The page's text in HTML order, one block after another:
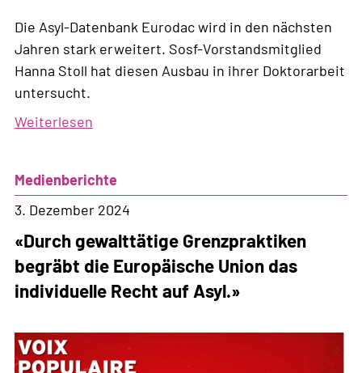
Die Asyl-Datenbank Eurodac wird in den nächsten
Jahren stark erweitert. Sosf-Vorstandsmitglied
Hanna Stoll hat diesen Ausbau in ihrer Doktorarbeit
untersucht.
Weiterlesen
Eurodac-
Datenbank:
Umfassendes
Wissen
über
Flucht
Medienberichte
3. Dezember 2024
«Durch gewalttätige Grenzpraktiken
begräbt die Europäische Union das
individuelle Recht auf Asyl.»